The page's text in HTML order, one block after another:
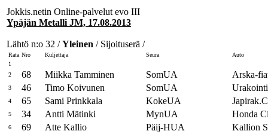
Jokkis.netin Online-palvelut evo III
Ypäjän Metalli JM, 17.08.2013
Lähtö n:o 32 /Yleinen / Sijoituserä /
Rata Nro Kuljettaja Seura
Auto
1
2
68 Miikka Tamminen SomUA Arska-
3 46 Timo Koivunen SomUA
4 65 Sami Prinkkala KokeUA
5 34 Antti Mätinki MynUA Honda
6 69 Atte Kallio Päij-HUA
Kallion